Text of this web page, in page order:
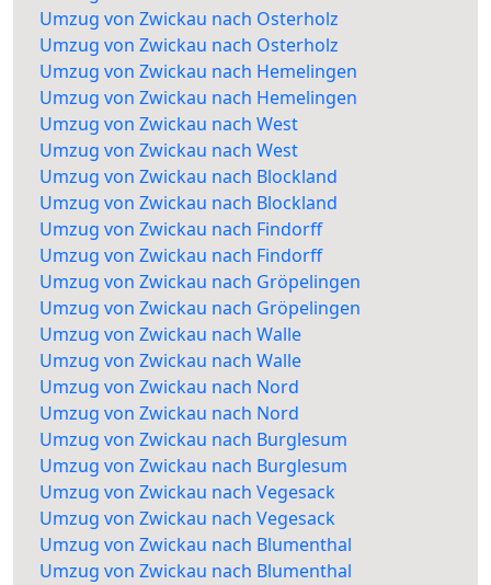
Umzug von Zwickau nach Osterholz
Umzug von Zwickau nach Osterholz
Umzug von Zwickau nach Hemelingen
Umzug von Zwickau nach Hemelingen
Umzug von Zwickau nach West
Umzug von Zwickau nach West
Umzug von Zwickau nach Blockland
Umzug von Zwickau nach Blockland
Umzug von Zwickau nach Findorff
Umzug von Zwickau nach Findorff
Umzug von Zwickau nach Gröpelingen
Umzug von Zwickau nach Gröpelingen
Umzug von Zwickau nach Walle
Umzug von Zwickau nach Walle
Umzug von Zwickau nach Nord
Umzug von Zwickau nach Nord
Umzug von Zwickau nach Burglesum
Umzug von Zwickau nach Burglesum
Umzug von Zwickau nach Vegesack
Umzug von Zwickau nach Vegesack
Umzug von Zwickau nach Blumenthal
Umzug von Zwickau nach Blumenthal